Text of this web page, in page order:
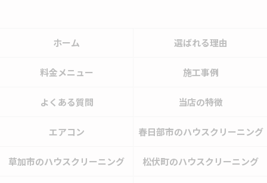
ホーム 選ばれる理由
料金メニュー 施工事例
よくある質問 当店の特徴
エアコン 春日部市のハウスクリーニング
草加市のハウスクリーニング 松伏町のハウスクリーニング